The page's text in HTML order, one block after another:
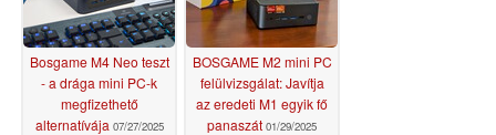
Bosgame M4 Neo teszt
- a drága mini PC-k
megfizethető
alternatívája 07/27/2025
BOSGAME M2 mini PC
felülvizsgálat: Javítja
az eredeti M1 egyik fő
panaszát 01/29/2025